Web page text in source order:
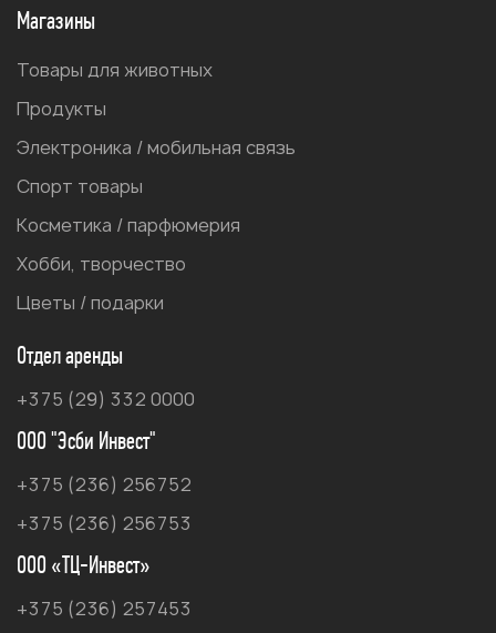
Магазины
Товары для животных
Продукты
Электроника / мобильная связь
Спорт товары
Косметика / парфюмерия
Хобби, творчество
Цветы / подарки
Отдел аренды
+375 (29) 332 0000
ООО "Эсби Инвест"
+375 (236) 256752
+375 (236) 256753
ООО «ТЦ-Инвест»
+375 (236) 257453